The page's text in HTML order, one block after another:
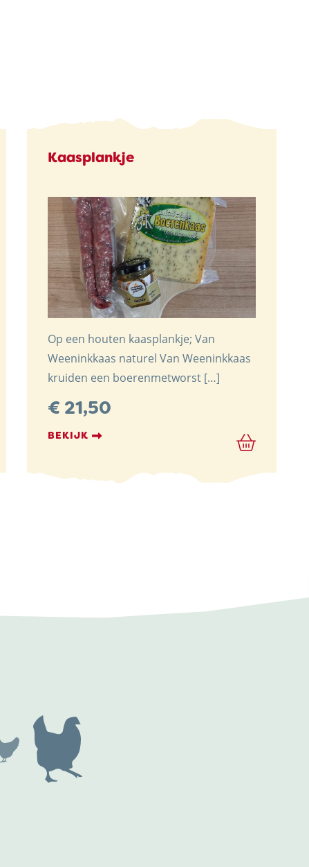
Kaasplankje
Op een houten kaasplankje; Van
Weeninkkaas naturel Van Weeninkkaas
kruiden een boerenmetworst […]
€ 21,50
BEKIJK